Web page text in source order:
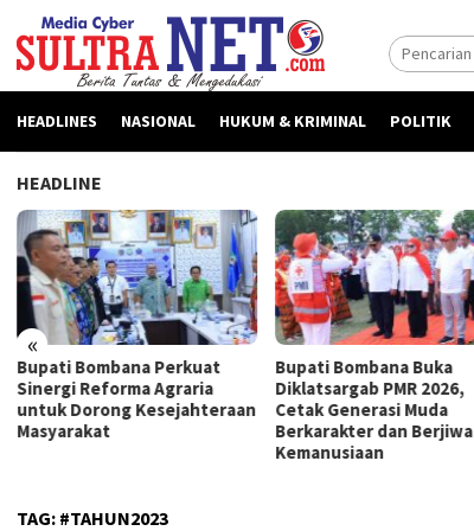
konten
HEADLINES NASIONAL HUKUM & KRIMINAL POLITIK
HEADLINE
«
Bupati Bombana Perkuat
Sinergi Reforma Agraria
untuk Dorong Kesejahteraan
Masyarakat
Bupati Bombana Buka
Diklatsargab PMR 2026,
Cetak Generasi Muda
Berkarakter dan Berjiwa
Kemanusiaan
TAG: #TAHUN2023